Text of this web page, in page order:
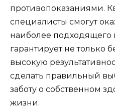
противопоказаниями.
специалисты смогут
наиболее подходящего
гарантирует не только
высокую
сделать правильный
заботу о собственном
жизни.